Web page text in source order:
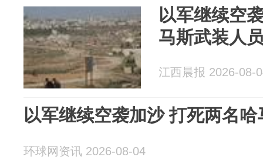
以军继续空
马斯武装人
江西晨报 2026-08-
以军继续空袭加沙 打死两名
环球网资讯 2026-08-04